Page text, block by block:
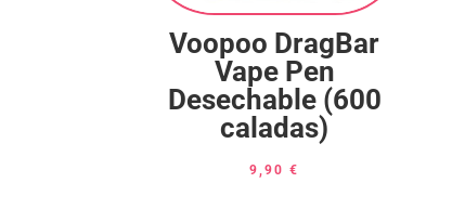
Voopoo DragBar
Vape Pen
Desechable (600
caladas)
9,90€